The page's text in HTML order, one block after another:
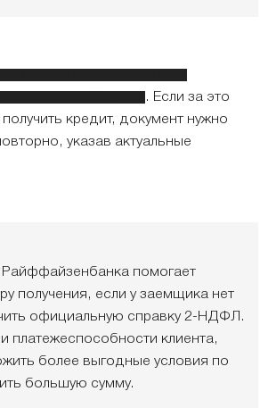
. Если за это
кредит, документ нужно
указав актуальные
помогает
получения, если у заемщика нет
официальную справку 2-НДФЛ.
платежеспособности клиента,
более выгодные условия по
большую сумму.